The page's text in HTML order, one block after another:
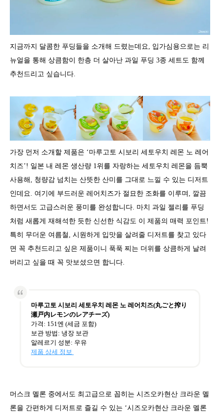
지금까지 달콤한 푸딩들을 소개해 드렸는데요, 입가심용으로는 리
뉴얼을 통해 상큼함이 한층 더 살아난 과일 푸딩 3종 세트도 함께
추천드리고 싶습니다.
가장 먼저 소개할 제품은 ‘마루고토 시보리 세토우치 레몬 노 레어
치즈’! 일본 내 레몬 생산량 1위를 자랑하는 세토우치 레몬을 듬뿍
사용해, 청량감 넘치는 산뜻한 산미를 그대로 느낄 수 있는 디저트
인데요. 여기에 부드러운 레어치즈가 절묘한 조화를 이루며, 깔끔
하면서도 고급스러운 풍미를 완성합니다. 마치 과일 젤리를 푸딩
처럼 새롭게 재해석한 듯한 신선한 식감도 이 제품의 매력 포인트!
특히 무더운 여름철, 시원하게 입맛을 살려줄 디저트를 찾고 있다
면 꼭 추천드리고 싶은 제품이니 푹푹 찌는 더위를 상큼하게 날려
버리고 싶을 때 꼭 맛보셨으면 합니다.
마루고토 시보리 세토우치 레몬 노 레어치즈(丸ごと搾り
瀬戸内レモンのレアチーズ)
가격: 151엔 (세금 포함)
보관 방법: 냉장 보관
알레르기 성분: 우유
제품 상세 정보
머스크 멜론 중에서도 최고급으로 꼽히는 시즈오카현산 크라운 멜
론을 간편하게 디저트로 즐길 수 있는 ‘시즈오카현산 크라운 멜론